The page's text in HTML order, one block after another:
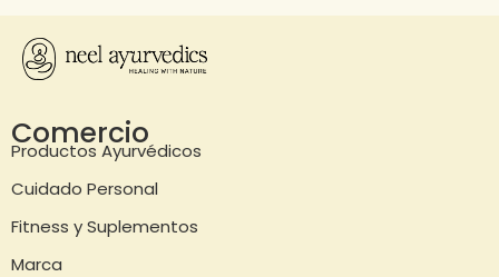
Comercio
Productos Ayurvédicos
Cuidado Personal
Fitness y Suplementos
Marca